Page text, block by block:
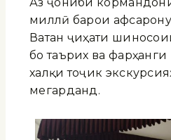
миллӣ барои
Ватан ҷиҳати
бо таърих ва фарҳанги
халқи тоҷик
мегарданд.